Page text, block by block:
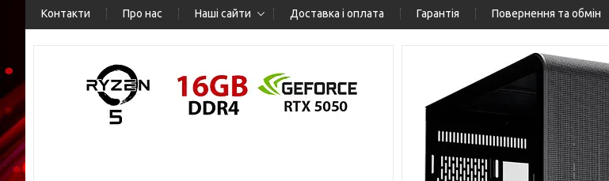
Контакти Про нас Наші сайти Доставка і оплата Гарантія Повернення та обмін